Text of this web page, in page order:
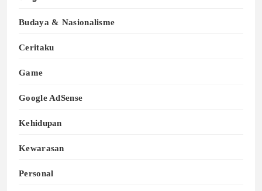
Budaya & Nasionalisme
Ceritaku
Game
Google AdSense
Kehidupan
Kewarasan
Personal